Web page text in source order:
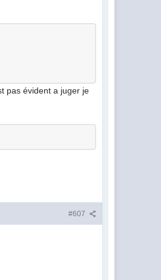
pas évident a juger je
#607